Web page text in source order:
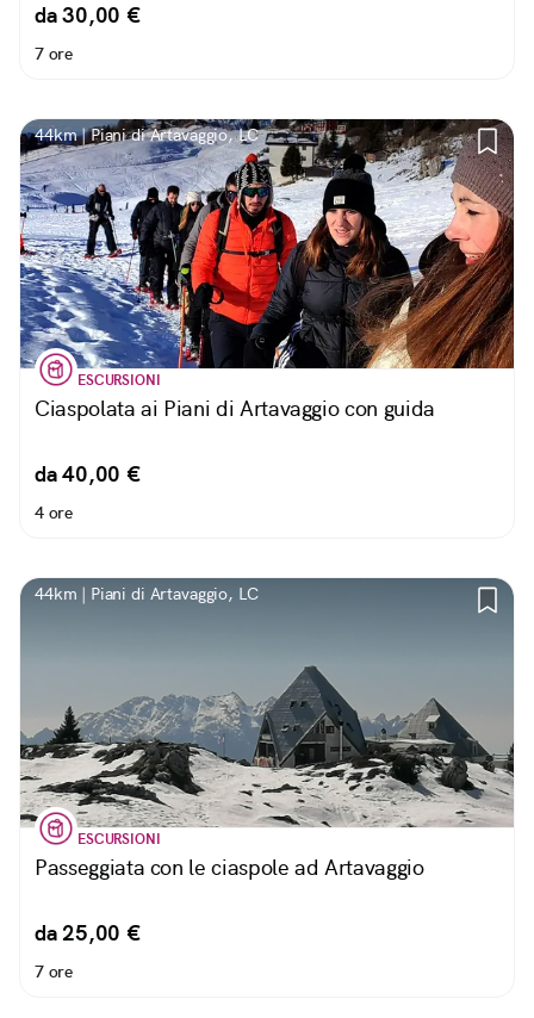
da 30,00 €
7 ore
44km | Piani di Artavaggio, LC
ESCURSIONI
Ciaspolata ai Piani di Artavaggio con guida
da 40,00 €
4 ore
44km | Piani di Artavaggio, LC
ESCURSIONI
Passeggiata con le ciaspole ad Artavaggio
da 25,00 €
7 ore